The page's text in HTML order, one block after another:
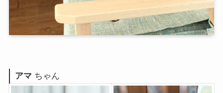
アマ ちゃん